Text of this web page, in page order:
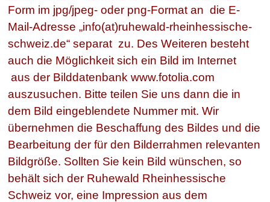
Form im jpg/jpeg- oder png-Format an die E-
Mail-Adresse „info(at)ruhewald-rheinhessische-
schweiz.de“ separat zu. Des Weiteren besteht
auch die Möglichkeit sich ein Bild im Internet
aus der Bilddatenbank www.fotolia.com
auszusuchen. Bitte teilen Sie uns dann die in
dem Bild eingeblendete Nummer mit. Wir
übernehmen die Beschaffung des Bildes und die
Bearbeitung der für den Bilderrahmen relevanten
Bildgröße. Sollten Sie kein Bild wünschen, so
behält sich der Ruhewald Rheinhessische
Schweiz vor, eine Impression aus dem